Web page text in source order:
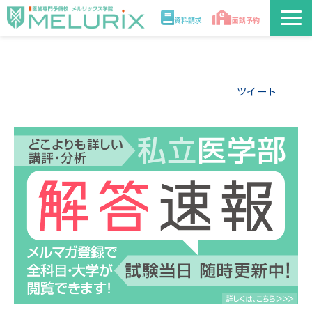
資料請求 面談予約
入学案内
合格実績・合格体験記
医学部解答速報2026
ツイート